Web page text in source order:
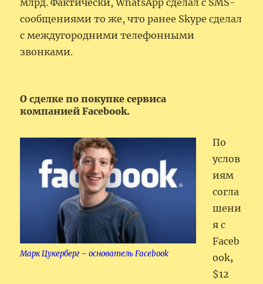
млрд. Фактически, WhatsApp сделал с SMS-
сообщениями то же, что ранее Skype сделал
с междугородними телефонными
звонками.
О сделке по покупке сервиса
компанией Facebook.
Марк Цукерберг – основатель Facebook
По
услов
иям
согла
шени
я с
Faceb
ook,
$12